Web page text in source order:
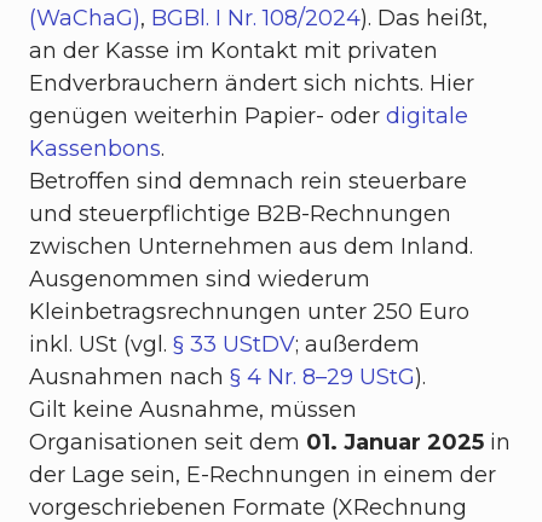
(WaChaG), BGBl. I Nr. 108/2024). Das heißt,
an der Kasse im Kontakt mit privaten
Endverbrauchern ändert sich nichts. Hier
genügen weiterhin Papier- oder digitale
Kassenbons.
Betroffen sind demnach rein steuerbare
und steuerpflichtige B2B-Rechnungen
zwischen Unternehmen aus dem Inland.
Ausgenommen sind wiederum
Kleinbetragsrechnungen unter 250 Euro
inkl. USt (vgl. § 33 UStDV; außerdem
Ausnahmen nach § 4 Nr. 8–29 UStG).
Gilt keine Ausnahme, müssen
Organisationen seit dem 01. Januar 2025 in
der Lage sein, E-Rechnungen in einem der
vorgeschriebenen Formate (XRechnung